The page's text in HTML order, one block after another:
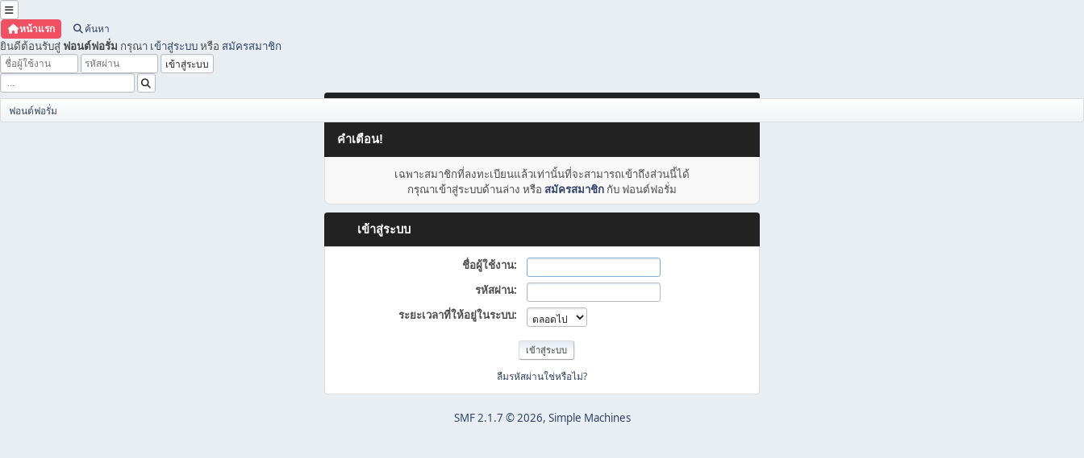
หน้าแรก ค้นหา
ยินดีต้อนรับสู่ ฟอนต์ฟอรั่ม กรุณา เข้าสู่ระบบหรือ สมัครสมาชิก
ฟอนต์ฟอรั่ม
คำเตือน!
เฉพาะสมาชิกที่ลงทะเบียนแล้วเท่านั้นที่จะสามารถเข้าถึงส่วนนี้ได้
กรุณาเข้าสู่ระบบด้านล่าง หรือ สมัครสมาชิก กับ ฟอนต์ฟอรั่ม
เข้าสู่ระบบ
ชื่อผู้ใช้งาน:
รหัสผ่าน:
ระยะเวลาที่ให้อยู่ในระบบ:
ลืมรหัสผ่านใช่หรือไม่?
SMF 2.1.7 © 2026, Simple Machines